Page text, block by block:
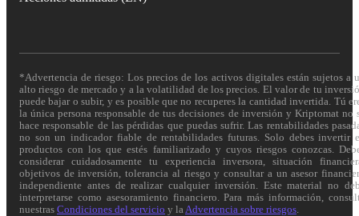
*Advertencia de riesgo: Los precios de los activos digitales están sujetos a
alto riesgo de mercado y a la volatilidad de los precios. El valor de tu
puede bajar o subir, y es posible que no recuperes la cantidad invertida. Tú
la única persona responsable de tus decisiones de inversión y Kriptomat no
hace responsable de las pérdidas que puedas sufrir. Las rentabilidades
no son un indicador fiable de rentabilidades futuras. Solo debes invertir
productos con los que estés familiarizado y cuyos riesgos conozcas.
considerar cuidadosamente tu experiencia inversora, situación
objetivos de inversión, tolerancia al riesgo y consultar a un asesor
independiente antes de realizar cualquier inversión. Este material no
interpretarse como asesoramiento financiero. Para más información,
nuestras Condiciones del servicio y la Advertencia sobre riesgos